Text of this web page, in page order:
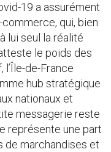
19 a assurément
qui, bien
lui seul la réalité
le poids des
l’Île-de-France
hub stratégique
nationaux et
messagerie reste
représente une part
de marchandises et